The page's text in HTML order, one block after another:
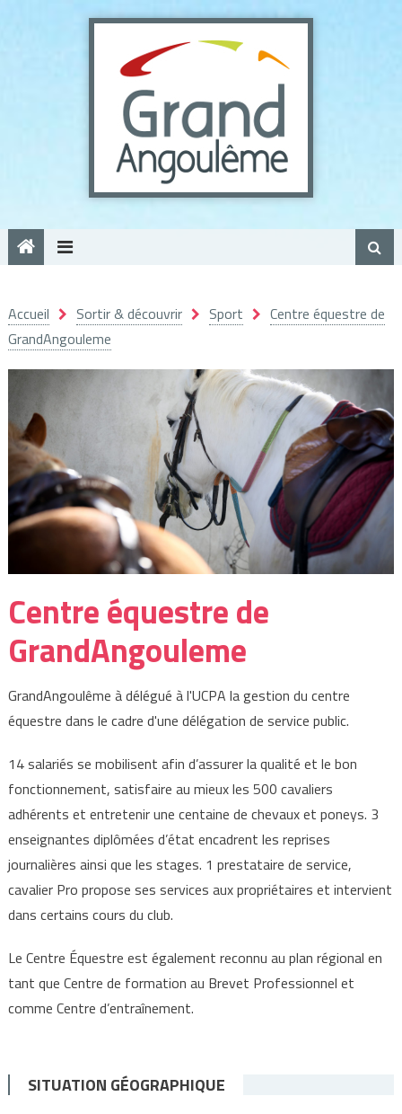
Accueil Sortir & découvrir Sport
Centre équestre de
GrandAngouleme
Centre équestre de
GrandAngouleme
GrandAngoulême à délégué à l'UCPA la gestion du centre
équestre dans le cadre d'une délégation de service public.
14 salariés se mobilisent afin d’assurer la qualité et le bon
fonctionnement, satisfaire au mieux les 500 cavaliers
adhérents et entretenir une centaine de chevaux et poneys. 3
enseignantes diplômées d’état encadrent les reprises
journalières ainsi que les stages. 1 prestataire de service,
cavalier Pro propose ses services aux propriétaires et intervient
dans certains cours du club.
Le Centre Équestre est également reconnu au plan régional en
tant que Centre de formation au Brevet Professionnel et
comme Centre d’entraînement.
SITUATION GÉOGRAPHIQUE
Panneau de gestion des cookies